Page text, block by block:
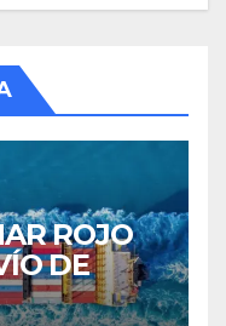
ROJO
DE